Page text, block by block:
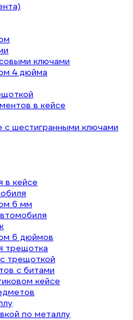
ключами
4 дюйма
в кейсе
с шестигранными ключами
в кейсе
6 мм
6 дюймов
трещотка
трещоткой
с битами
кейсе
по металлу